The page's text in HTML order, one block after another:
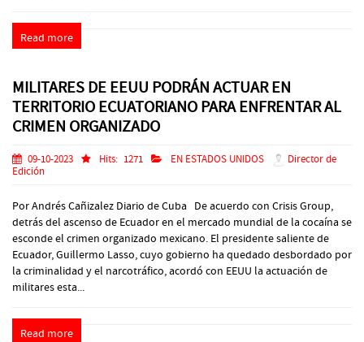
Read more
MILITARES DE EEUU PODRÁN ACTUAR EN
TERRITORIO ECUATORIANO PARA ENFRENTAR AL
CRIMEN ORGANIZADO
09-10-2023 Hits: 1271 EN ESTADOS UNIDOS
Director de
Edición
Por Andrés Cañizalez Diario de Cuba De acuerdo con Crisis Group,
detrás del ascenso de Ecuador en el mercado mundial de la cocaína se
esconde el crimen organizado mexicano. El presidente saliente de
Ecuador, Guillermo Lasso, cuyo gobierno ha quedado desbordado por
la criminalidad y el narcotráfico, acordó con EEUU la actuación de
militares esta...
Read more